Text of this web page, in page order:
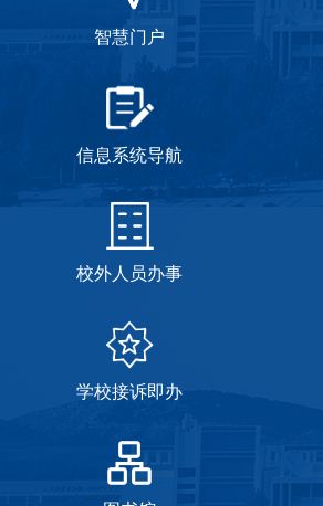
智慧门户
信息系统导航
校外人员办事
学校接诉即办